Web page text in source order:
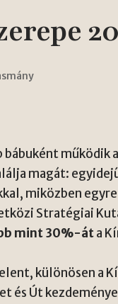
bábuként
magát:
miközben
Stratégiai
mint 30%-áta
különösen a
és Út